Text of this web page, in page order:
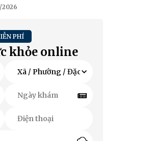
2026
PHÍ
khỏe online